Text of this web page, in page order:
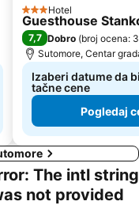
3 Zvezdice
Hotel
Guesthouse
7,7 Dobro (broj ocena:
Sutomore, Centar
Izaberi datume da
tačne cene
Pogledaj
The intl string
not provided